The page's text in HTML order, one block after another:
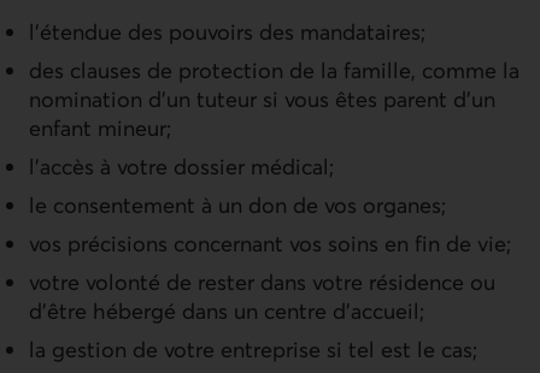
l’étendue des pouvoirs des mandataires;
des clauses de protection de la famille, comme la
nomination d’un tuteur si vous êtes parent d’un
enfant mineur;
l’accès à votre dossier médical;
le consentement à un don de vos organes;
vos précisions concernant vos soins en fin de vie;
votre volonté de rester dans votre résidence ou
d’être hébergé dans un centre d’accueil;
la gestion de votre entreprise si tel est le cas;